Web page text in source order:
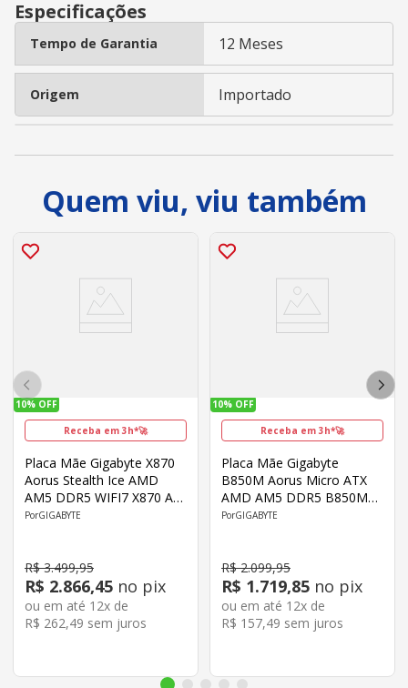
Especificações
Tempo de Garantia 12 Meses
Origem Importado
Quem viu, viu também
10% OFF
Receba em 3h*🚀
Placa Mãe Gigabyte X870
Aorus Stealth Ice AMD
AM5 DDR5 WIFI7 X870 A
STEALTH ICE
GIGABYTE
R$ 3.499,95
R$ 2.866,45 no pix
ou em até 12x de
R$ 262,49 sem juros
10% OFF
Receba em 3h*🚀
Placa Mãe Gigabyte
B850M Aorus Micro ATX
AMD AM5 DDR5 B850M
EAGLE WF6E
GIGABYTE
R$ 2.099,95
R$ 1.719,85 no pix
ou em até 12x de
R$ 157,49 sem juros